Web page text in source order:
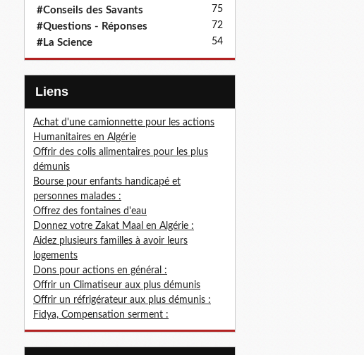
#Conseils des Savants 75
#Questions - Réponses 72
#La Science 54
Liens
Achat d'une camionnette pour les actions
Humanitaires en Algérie
Offrir des colis alimentaires pour les plus
démunis
Bourse pour enfants handicapé et
personnes malades :
Offrez des fontaines d'eau
Donnez votre Zakat Maal en Algérie :
Aidez plusieurs familles à avoir leurs
logements
Dons pour actions en général :
Offrir un Climatiseur aux plus démunis
Offrir un réfrigérateur aux plus démunis :
Fidya, Compensation serment :